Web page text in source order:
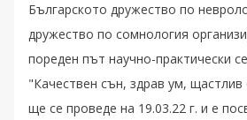
Българското дружество по
дружество по сомнология
пореден път научно-практически
"Качествен сън, здрав ум,
ще се проведе на 19.03.22 г. и е